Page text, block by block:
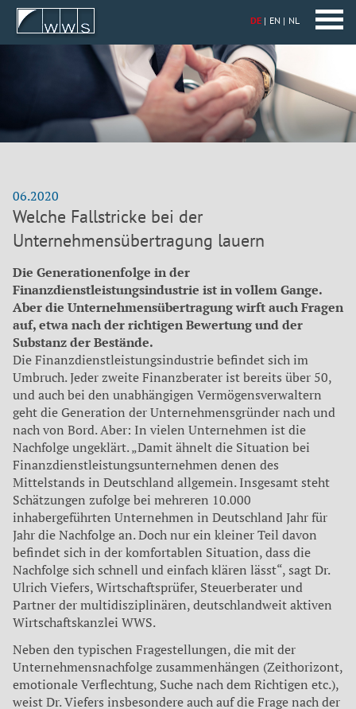
DE EN NL
06.2020
Welche Fallstricke bei der
Unternehmensübertragung lauern
Die Generationenfolge in der
Finanzdienstleistungsindustrie ist in vollem Gange.
Aber die Unternehmensübertragung wirft auch Fragen
auf, etwa nach der richtigen Bewertung und der
Substanz der Bestände.
Die Finanzdienstleistungsindustrie befindet sich im
Umbruch. Jeder zweite Finanzberater ist bereits über 50,
und auch bei den unabhängigen Vermögensverwaltern
geht die Generation der Unternehmensgründer nach und
nach von Bord. Aber: In vielen Unternehmen ist die
Nachfolge ungeklärt. „Damit ähnelt die Situation bei
Finanzdienstleistungsunternehmen denen des
Mittelstands in Deutschland allgemein. Insgesamt steht
Schätzungen zufolge bei mehreren 10.000
inhabergeführten Unternehmen in Deutschland Jahr für
Jahr die Nachfolge an. Doch nur ein kleiner Teil davon
befindet sich in der komfortablen Situation, dass die
Nachfolge sich schnell und einfach klären lässt“, sagt Dr.
Ulrich Viefers, Wirtschaftsprüfer, Steuerberater und
Partner der multidisziplinären, deutschlandweit aktiven
Wirtschaftskanzlei WWS.
Neben den typischen Fragestellungen, die mit der
Unternehmensnachfolge zusammenhängen (Zeithorizont,
emotionale Verflechtung, Suche nach dem Richtigen etc.),
weist Dr. Viefers insbesondere auch auf die Frage nach der